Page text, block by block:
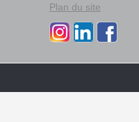
Plan du site